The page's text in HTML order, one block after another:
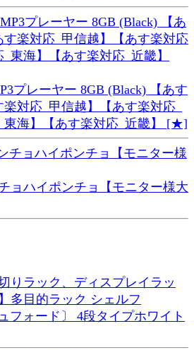
プレーヤー 8GB (Black) 【あす
対応_甲信越】【あす楽対応_
東海】【あす楽対応_近畿】 [★]
ョハイポンチョ【モニター様大
りラック、ディスプレイラッ
多目的ラック シェルフ
フォード〕 4段タイプホワイト